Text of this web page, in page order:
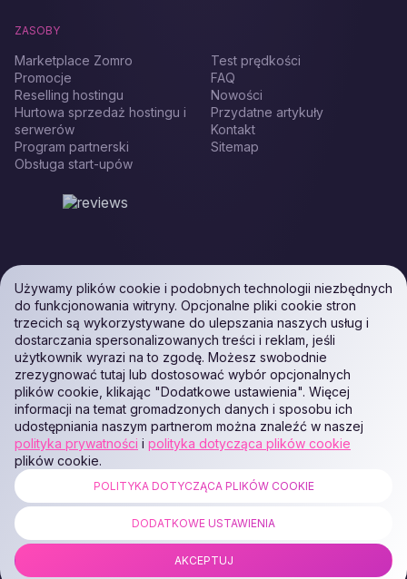
ZASOBY
Marketplace Zomro
Promocje
Reselling hostingu
Hurtowa sprzedaż hostingu i
serwerów
Program partnerski
Obsługa start-upów
Test prędkości
FAQ
Nowości
Przydatne artykuły
Kontakt
Sitemap
ALL RIGHTS RESERVED. Podaon SIA (Id: 40103450338) & WEEM TECH
1237700398374)
Używamy plików cookie i podobnych technologii niezbędnych
do funkcjonowania witryny. Opcjonalne pliki cookie stron
trzecich są wykorzystywane do ulepszania naszych usług i
dostarczania spersonalizowanych treści i reklam, jeśli
użytkownik wyrazi na to zgodę. Możesz swobodnie
zrezygnować tutaj lub dostosować wybór opcjonalnych
plików cookie, klikając "Dodatkowe ustawienia". Więcej
informacji na temat gromadzonych danych i sposobu ich
udostępniania naszym partnerom można znaleźć w naszej
polityka prywatności i polityka dotycząca plików cookie
plików cookie.
POLITYKA DOTYCZĄCA PLIKÓW COOKIE
DODATKOWE USTAWIENIA
AKCEPTUJ